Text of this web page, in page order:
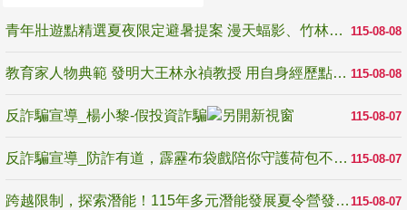
115-08-08
青年壯遊點精選夏夜限定避暑提案 漫天蝠影、竹林尋蛙、茶香夜觀 邀青年暮色出發
115-08-08
教育家人物典範 發明大王林永禎教授 用自身經歷點亮學生的路
115-08-07
反詐騙宣導_楊小黎-假投資詐騙
115-08-07
反詐騙宣導_防詐有道，霹靂布袋戲陪你守護荷包不受騙
115-08-07
跨越限制，探索潛能！115年多元潛能發展夏令營發掘生命無限可能